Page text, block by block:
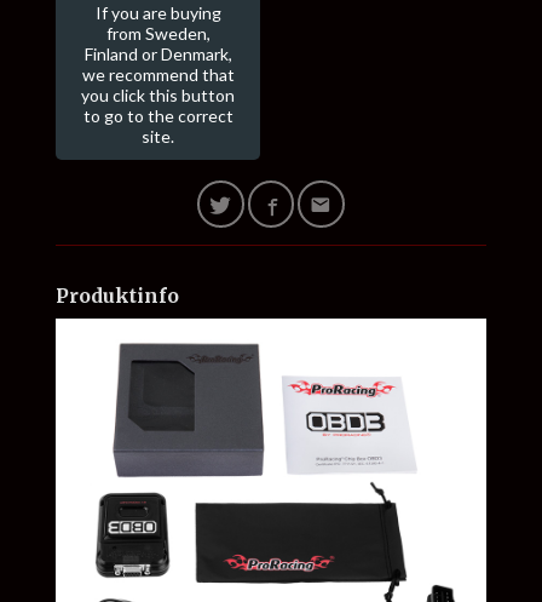
If you are buying
from Sweden,
Finland or Denmark,
we recommend that
you click this button
to go to the correct
site.
Produktinfo